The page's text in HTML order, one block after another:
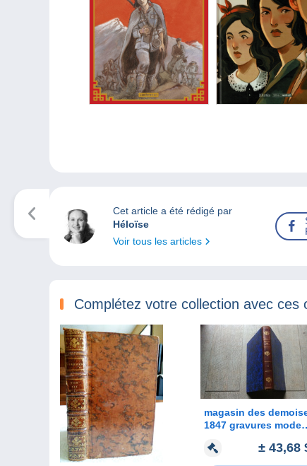
Cet article a été rédigé par
Héloïse
Voir tous les articles
Complétez votre collection avec ces
magasin des
1847 gravures mode
jeux ouvrages tricot
± 43,68